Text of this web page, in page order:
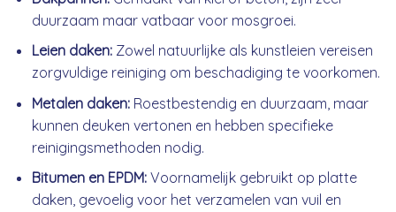
duurzaam maar vatbaar voor mosgroei.
Leien daken:Zowel natuurlijke als kunstleien vereisen
zorgvuldige reiniging om beschadiging te voorkomen.
Metalen daken:Roestbestendig en duurzaam, maar
kunnen deuken vertonen en hebben specifieke
reinigingsmethoden nodig.
Bitumen en EPDM:Voornamelijk gebruikt op platte
daken, gevoelig voor het verzamelen van vuil en